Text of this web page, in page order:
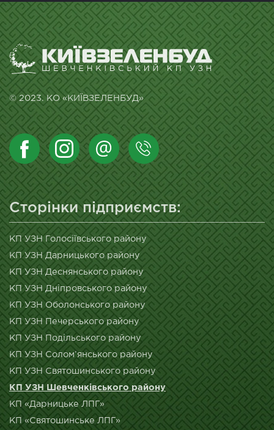
© 2023. КО «КИЇВЗЕЛЕНБУД»
Сторінки підприємств:
КП УЗН Голосіївського району
КП УЗН Дарницького району
КП УЗН Деснянського району
КП УЗН Дніпровського району
КП УЗН Оболонського району
КП УЗН Печерського району
КП УЗН Подільського району
КП УЗН Солом’янського району
КП УЗН Святошинського району
КП УЗН Шевченківського району
КП «Дарницьке ЛПГ»
КП «Святошинське ЛПГ»